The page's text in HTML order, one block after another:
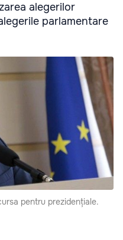
alegerilor
parlamentare
pentru prezidențiale.